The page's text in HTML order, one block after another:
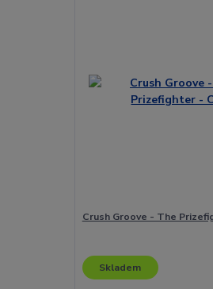
Crush Groove - The
Skladem